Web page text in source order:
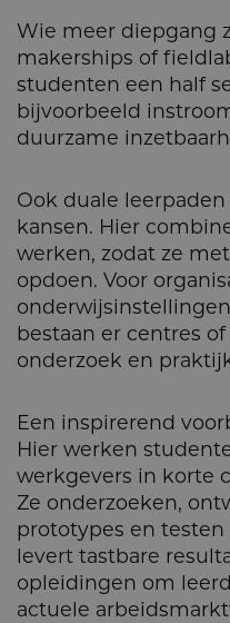
Wie meer diepgang
makerships of
studenten een half
bijvoorbeeld
duurzame
Ook duale
kansen. Hier
werken, zodat ze
opdoen. Voor
bestaan er centres
onderzoek en
Een inspirerend
Hier werken
werkgevers in korte
Ze onderzoeken,
prototypes en
levert tastbare
opleidingen om
actuele